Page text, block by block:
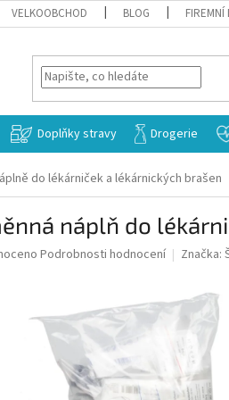
VELKOOBCHOD BLOG FIREMNÍ
Doplňky stravy Drogerie
do lékárniček a lékárnických brašen
náplň do
Podrobnosti hodnocení Značka: